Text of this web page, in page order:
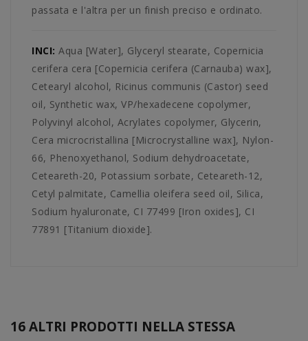
passata e l'altra per un finish preciso e ordinato.
INCI: Aqua [Water], Glyceryl stearate, Copernicia
cerifera cera [Copernicia cerifera (Carnauba) wax],
Cetearyl alcohol, Ricinus communis (Castor) seed
oil, Synthetic wax, VP/hexadecene copolymer,
Polyvinyl alcohol, Acrylates copolymer, Glycerin,
Cera microcristallina [Microcrystalline wax], Nylon-
66, Phenoxyethanol, Sodium dehydroacetate,
Ceteareth-20, Potassium sorbate, Ceteareth-12,
Cetyl palmitate, Camellia oleifera seed oil, Silica,
Sodium hyaluronate, CI 77499 [Iron oxides], CI
77891 [Titanium dioxide].
16 ALTRI PRODOTTI NELLA STESSA